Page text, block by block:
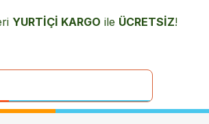
YURTİÇİ KARGO ile ÜCRETSİZ!